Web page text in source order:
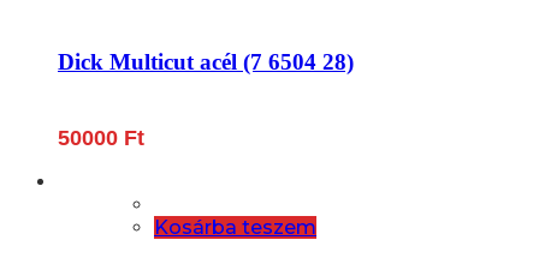
Dick Multicut acél (7 6504 28)
50000 Ft
Kosárba teszem